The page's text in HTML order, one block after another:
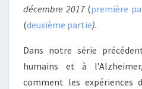
décembre 2017 (première
(deuxième partie).
Dans notre série
humains et à
comment les expériences